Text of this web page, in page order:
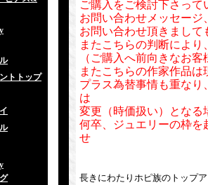
トトップ
ご購入をご検討下さっ
お問い合わせメッセー
お問い合わせ頂きまし
またこちらの判断によ
（ご購入へ前向きなお
またこちらの作家作品
プラス為替事情も重な
は
変更（時価扱い）となる
何卒、ジュエリーの枠を
せ
長きにわたりホピ族のトップ